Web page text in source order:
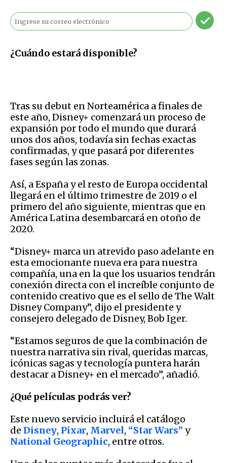
¿Cuándo estará disponible?
Tras su debut en Norteamérica a finales de
este año, Disney+ comenzará un proceso de
expansión por todo el mundo que durará
unos dos años, todavía sin fechas exactas
confirmadas, y que pasará por diferentes
fases según las zonas.
Así, a España y el resto de Europa occidental
llegará en el último trimestre de 2019 o el
primero del año siguiente, mientras que en
América Latina desembarcará en otoño de
2020.
“Disney+ marca un atrevido paso adelante en
esta emocionante nueva era para nuestra
compañía, una en la que los usuarios tendrán
conexión directa con el increíble conjunto de
contenido creativo que es el sello de The Walt
Disney Company”, dijo el presidente y
consejero delegado de Disney, Bob Iger.
“Estamos seguros de que la combinación de
nuestra narrativa sin rival, queridas marcas,
icónicas sagas y tecnología puntera harán
destacar a Disney+ en el mercado”, añadió.
¿Qué películas podrás ver?
Este nuevo servicio incluirá el catálogo
de Disney, Pixar, Marvel, “Star Wars” y
National Geographic, entre otros.